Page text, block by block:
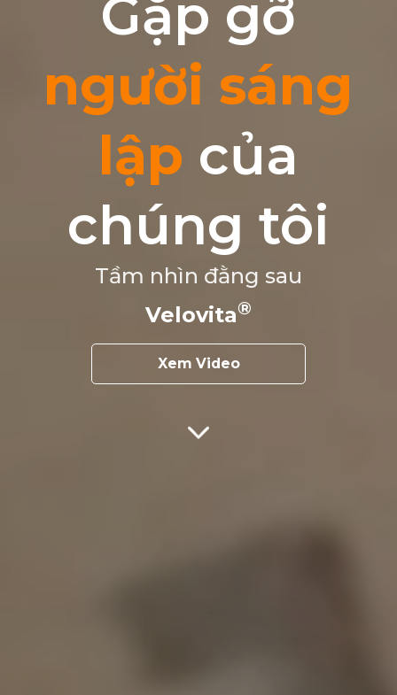
Gặp gỡ
người sáng
lập của
chúng tôi
Tầm nhìn đằng sau
Velovita
Xem Video